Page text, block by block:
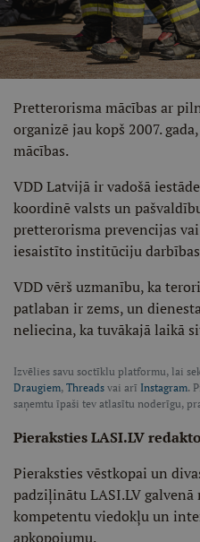
Pretterorisma mācības ar
organizē jau kopš 2007.
mācības.
VDD Latvijā ir vadošā
koordinē valsts un
pretterorisma prevencijas vai
iesaistīto institūciju
VDD vērš uzmanību, ka
patlaban ir zems, un
neliecina, ka tuvākajā laikā
Izvēlies savu soctīklu platformu, lai
Draugiem, Threads vai arī Instagram.
saņemtu īpaši tev atlasītu noderīgu,
Pieraksties LASI.LV
Pieraksties vēstkopai un
padziļinātu LASI.LV
kompetentu viedokļu un
apkopojumu.